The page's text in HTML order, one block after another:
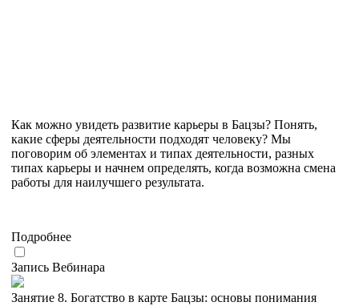
Как можно увидеть развитие карьеры в Бацзы? Понять,
какие сферы деятельности подходят человеку? Мы
поговорим об элементах и типах деятельности, разных
типах карьеры и начнем определять, когда возможна смена
работы для наилучшего результата.
Подробнее
Запись Вебинара
Занятие 8. Богатство в карте Бацзы: основы понимания